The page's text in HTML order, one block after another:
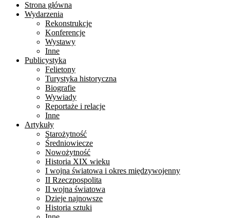
Strona główna
Wydarzenia
Rekonstrukcje
Konferencje
Wystawy
Inne
Publicystyka
Felietony
Turystyka historyczna
Biografie
Wywiady
Reportaże i relacje
Inne
Artykuły
Starożytność
Średniowiecze
Nowożytność
Historia XIX wieku
I wojna światowa i okres międzywojenny
II Rzeczpospolita
II wojna światowa
Dzieje najnowsze
Historia sztuki